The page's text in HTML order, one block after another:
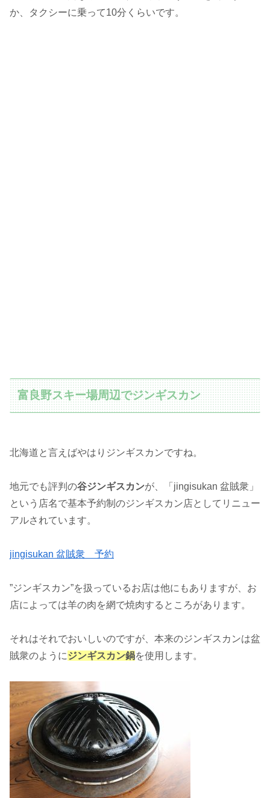
か、タクシーに乗って10分くらいです。
富良野スキー場周辺でジンギスカン
北海道と言えばやはりジンギスカンですね。
地元でも評判の谷ジンギスカンが、「jingisukan 盆賊衆」
という店名で基本予約制のジンギスカン店としてリニュー
アルされています。
jingisukan 盆賊衆 予約
”ジンギスカン”を扱っているお店は他にもありますが、お
店によっては羊の肉を網で焼肉するところがあります。
それはそれでおいしいのですが、本来のジンギスカンは盆
賊衆のようにジンギスカン鍋を使用します。